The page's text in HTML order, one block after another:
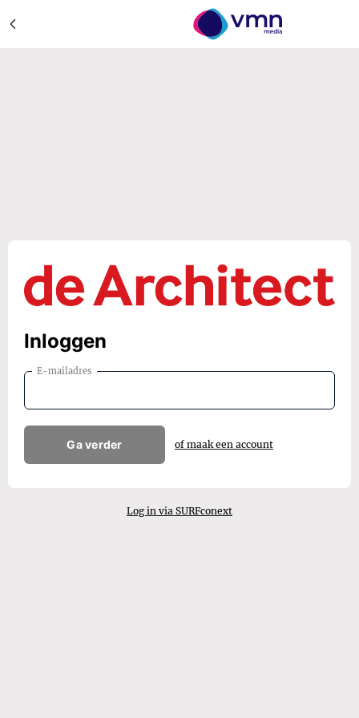
Inloggen
E-mailadres
Ga verder of maak een account
Log in via SURFconext